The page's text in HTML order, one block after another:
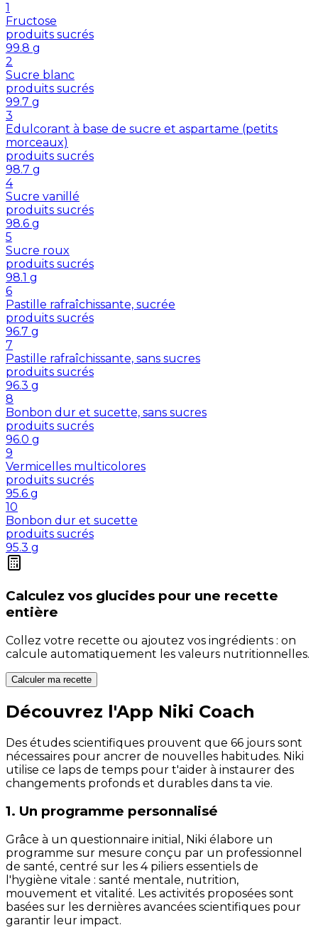
1
Fructose
produits sucrés
99.8 g
2
Sucre blanc
produits sucrés
99.7 g
3
Edulcorant à base de sucre et aspartame (petits
morceaux)
produits sucrés
98.7 g
4
Sucre vanillé
produits sucrés
98.6 g
5
Sucre roux
produits sucrés
98.1 g
6
Pastille rafraîchissante, sucrée
produits sucrés
96.7 g
7
Pastille rafraîchissante, sans sucres
produits sucrés
96.3 g
8
Bonbon dur et sucette, sans sucres
produits sucrés
96.0 g
9
Vermicelles multicolores
produits sucrés
95.6 g
10
Bonbon dur et sucette
produits sucrés
95.3 g
Calculez vos glucides pour une recette
entière
Collez votre recette ou ajoutez vos ingrédients : on
calcule automatiquement les valeurs nutritionnelles.
Calculer ma recette
Découvrez l'App Niki Coach
Des études scientifiques prouvent que 66 jours sont
nécessaires pour ancrer de nouvelles habitudes. Niki
utilise ce laps de temps pour t'aider à instaurer des
changements profonds et durables dans ta vie.
1. Un programme personnalisé
Grâce à un questionnaire initial, Niki élabore un
programme sur mesure conçu par un professionnel
de santé, centré sur les 4 piliers essentiels de
l'hygiène vitale : santé mentale, nutrition,
mouvement et vitalité. Les activités proposées sont
basées sur les dernières avancées scientifiques pour
garantir leur impact.